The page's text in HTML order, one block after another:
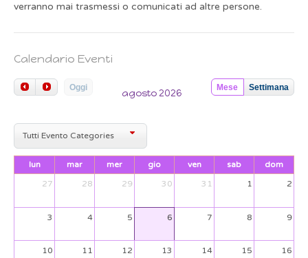
verranno mai trasmessi o comunicati ad altre persone.
Calendario Eventi
Oggi Mese Settimana
agosto 2026
Tutti Evento Categories
lun mar mer gio ven sab
dom
27
28 29 30 31 1 2
3 4 5 6 7 8 9
10 11 12 13 14 15 16